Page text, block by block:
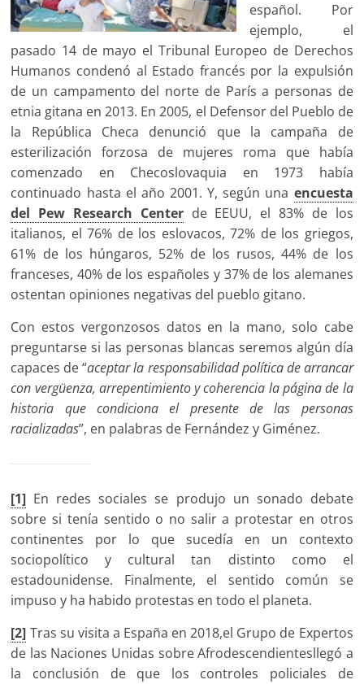
español. Por
ejemplo, el
pasado 14 de mayo el Tribunal Europeo de Derechos
Humanos condenó al Estado francés por la expulsión
de un campamento del norte de París a personas de
etnia gitana en 2013. En 2005, el Defensor del Pueblo de
la República Checa denunció que la campaña de
esterilización forzosa de mujeres roma que había
comenzado en Checoslovaquia en 1973 había
continuado hasta el año 2001. Y, según una encuesta
del Pew Research Centerde EEUU, el 83% de los
italianos, el 76% de los eslovacos, 72% de los griegos,
61% de los húngaros, 52% de los rusos, 44% de los
franceses, 40% de los españoles y 37% de los alemanes
ostentan opiniones negativas del pueblo gitano.
Con estos vergonzosos datos en la mano, solo cabe
preguntarse si las personas blancas seremos algún día
capaces de “aceptar la responsabilidad política de arrancar
con vergüenza, arrepentimiento y coherencia la página de la
historia que condiciona el presente de las personas
racializadas”, en palabras de Fernández y Giménez.
[1] En redes sociales se produjo un sonado debate
sobre si tenía sentido o no salir a protestar en otros
continentes por lo que sucedía en un contexto
sociopolítico y cultural tan distinto como el
estadounidense. Finalmente, el sentido común se
impuso y ha habido protestas en todo el planeta.
[2] Tras su visita a España en 2018,el Grupo de Expertos
de las Naciones Unidas sobre Afrodescendientesllegó a
la conclusión de que los controles policiales de